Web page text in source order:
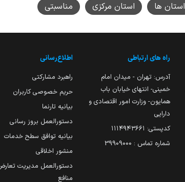
استان ها استان مرکزی مناسبتی
راه های ارتباطی
آدرس: تهران - میدان امام
خمینی- انتهای خیابان باب
همایون- وزارت امور اقتصادی و
دارایی
کدپستی: ۱۱۱۴۹۴۳۶۶۱
شماره تماس : 39909000
اطلاع‌رسانی
راهبرد مشارکتی
حریم خصوصی کاربران
بیانیه تارنما
دستورالعمل بروز رسانی
بیانیه توافق سطح خدمات
منشور اخلاقی
دستورالعمل مدیریت
منافع